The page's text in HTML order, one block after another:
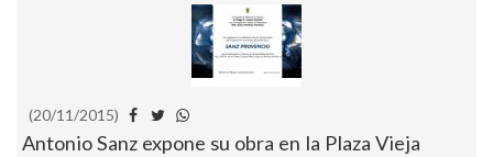
(20/11/2015)
Antonio Sanz expone su obra en la Plaza Vieja